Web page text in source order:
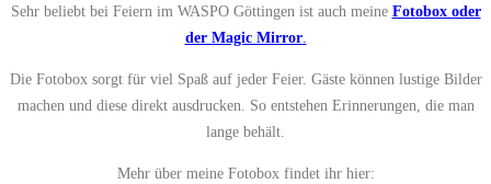
Sehr beliebt bei Feiern im WASPO Göttingen ist auch meine Fotobox oder
der Magic Mirror.
Die Fotobox sorgt für viel Spaß auf jeder Feier. Gäste können lustige Bilder
machen und diese direkt ausdrucken. So entstehen Erinnerungen, die man
lange behält.
Mehr über meine Fotobox findet ihr hier: